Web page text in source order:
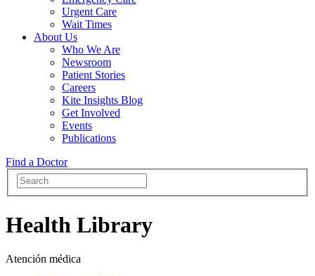
Urgent Care
Wait Times
About Us
Who We Are
Newsroom
Patient Stories
Careers
Kite Insights Blog
Get Involved
Events
Publications
Find a Doctor
Health Library
Atención médica